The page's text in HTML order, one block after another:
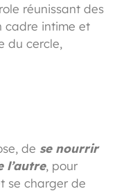
réunissant des
cadre intime et
du cercle,
de se nourrir
l’autre, pour
se charger de